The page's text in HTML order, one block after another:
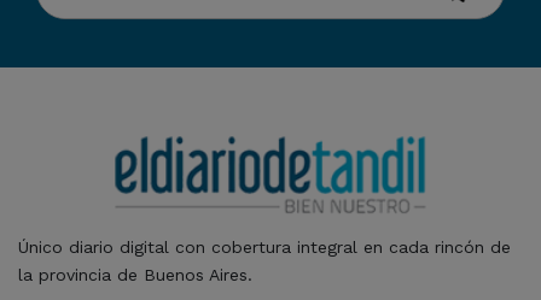
Único diario digital con cobertura integral en cada rincón de
la provincia de Buenos Aires.